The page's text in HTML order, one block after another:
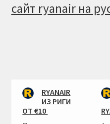
сайт ryanair на
RYANAIR
ИЗ РИГИ
ОТ €10